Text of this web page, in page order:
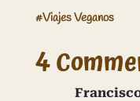
#Viajes Veganos
4